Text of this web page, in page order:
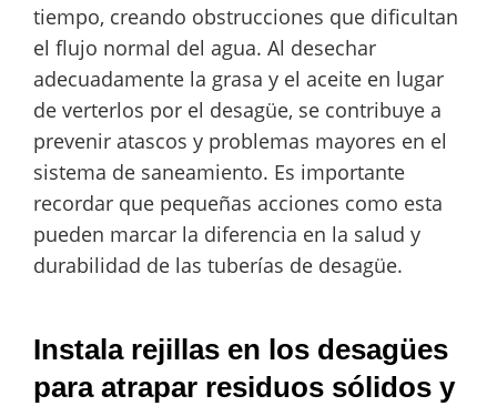
tiempo, creando obstrucciones que dificultan
el flujo normal del agua. Al desechar
adecuadamente la grasa y el aceite en lugar
de verterlos por el desagüe, se contribuye a
prevenir atascos y problemas mayores en el
sistema de saneamiento. Es importante
recordar que pequeñas acciones como esta
pueden marcar la diferencia en la salud y
durabilidad de las tuberías de desagüe.
Instala rejillas en los desagües
para atrapar residuos sólidos y